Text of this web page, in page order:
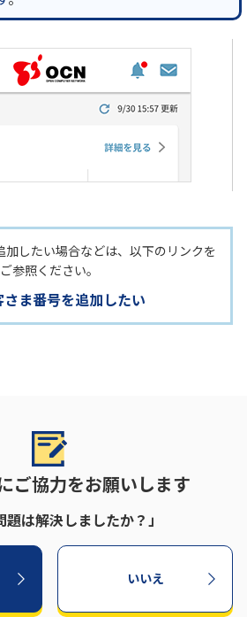
加したい場合などは、以下のリンクを
ご参照ください。
さま番号を追加したい
ご協力をお願いします
題は解決しましたか？」
いいえ